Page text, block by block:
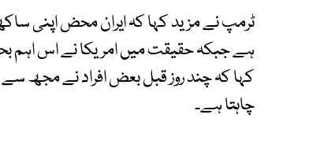
ٹرمپ نے مزید کہا کہ ایران محض اپنی
ہے جبکہ حقیقت میں امریکا نے اس اہم
کہا کہ چند روز قبل بعض افراد نے مجھ سے
چاہتا ہے۔